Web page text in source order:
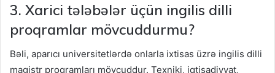
3. Xarici tələbələr üçün ingilis dilli
proqramlar mövcuddurmu?
Bəli, aparıcı universitetlərdə onlarla ixtisas üzrə ingilis dilli
magistr proqramları mövcuddur. Texniki, iqtisadiyyat,